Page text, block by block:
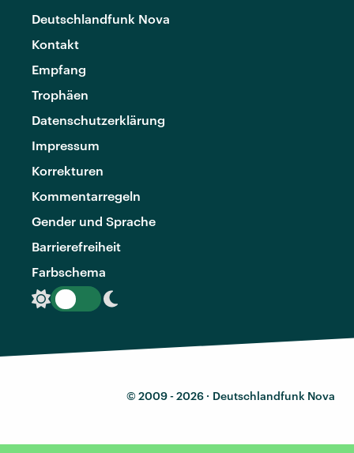
Deutschlandfunk Nova
Kontakt
Empfang
Trophäen
Datenschutzerklärung
Impressum
Korrekturen
Kommentarregeln
Gender und Sprache
Barrierefreiheit
Farbschema
© 2009 - 2026 · Deutschlandfunk Nova